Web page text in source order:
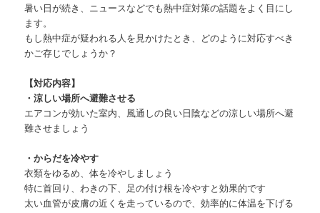
暑い日が続き、ニュースなどでも熱中症対策の話題をよく目にし
ます。
もし熱中症が疑われる人を見かけたとき、どのように対応すべき
かご存じでしょうか？
【対応内容】
・涼しい場所へ避難させる
エアコンが効いた室内、風通しの良い日陰などの涼しい場所へ避
難させましょう
・からだを冷やす
衣類をゆるめ、体を冷やしましょう
特に首回り、わきの下、足の付け根を冷やすと効果的です
太い血管が皮膚の近くを走っているので、効率的に体温を下げる